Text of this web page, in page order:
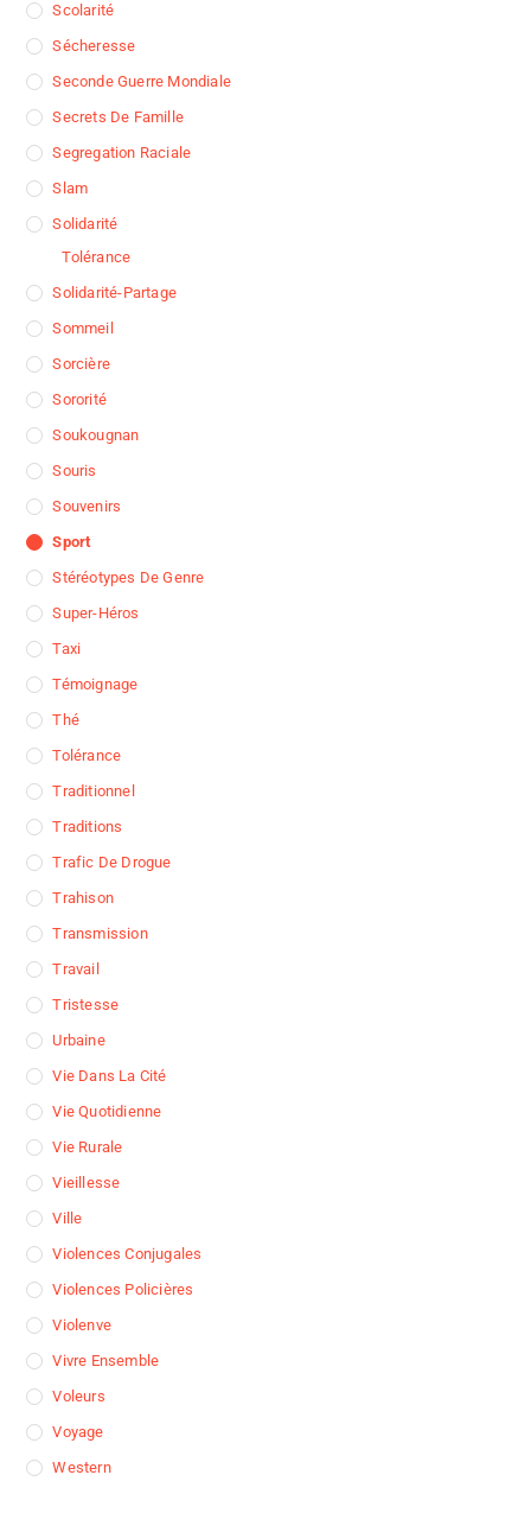
Scolarité
Sécheresse
Seconde Guerre Mondiale
Secrets De Famille
Segregation Raciale
Slam
Solidarité
Tolérance
Solidarité-Partage
Sommeil
Sorcière
Sororité
Soukougnan
Souris
Souvenirs
Sport
Stéréotypes De Genre
Super-Héros
Taxi
Témoignage
Thé
Tolérance
Traditionnel
Traditions
Trafic De Drogue
Trahison
Transmission
Travail
Tristesse
Urbaine
Vie Dans La Cité
Vie Quotidienne
Vie Rurale
Vieillesse
Ville
Violences Conjugales
Violences Policières
Violenve
Vivre Ensemble
Voleurs
Voyage
Western